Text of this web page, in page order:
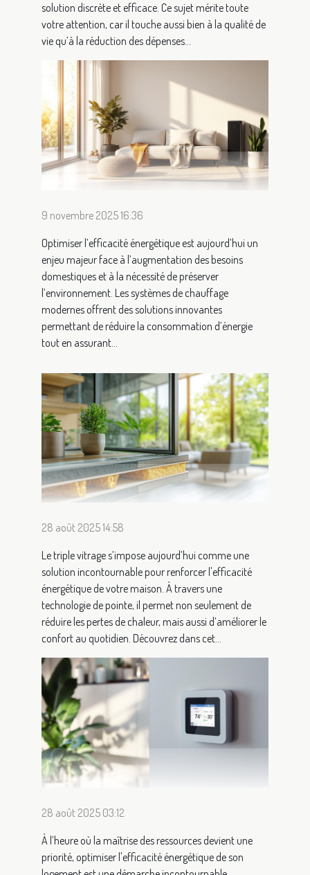
solution discrète et efficace. Ce sujet mérite toute
votre attention, car il touche aussi bien à la qualité de
vie qu’à la réduction des dépenses...
9 novembre 2025 16:36
Optimiser l’efficacité énergétique est aujourd’hui un
enjeu majeur face à l’augmentation des besoins
domestiques et à la nécessité de préserver
l’environnement. Les systèmes de chauffage
modernes offrent des solutions innovantes
permettant de réduire la consommation d’énergie
tout en assurant...
28 août 2025 14:58
Le triple vitrage s’impose aujourd’hui comme une
solution incontournable pour renforcer l'efficacité
énergétique de votre maison. À travers une
technologie de pointe, il permet non seulement de
réduire les pertes de chaleur, mais aussi d’améliorer le
confort au quotidien. Découvrez dans cet...
28 août 2025 03:12
À l’heure où la maîtrise des ressources devient une
priorité, optimiser l'efficacité énergétique de son